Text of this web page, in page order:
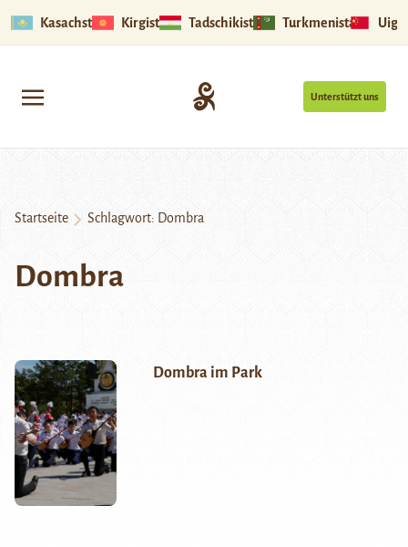
Kasachstan Kirgistan Tadschikistan Turkmenistan
Unterstützt uns
Startseite Schlagwort: Dombra
Dombra
Dombra im Park